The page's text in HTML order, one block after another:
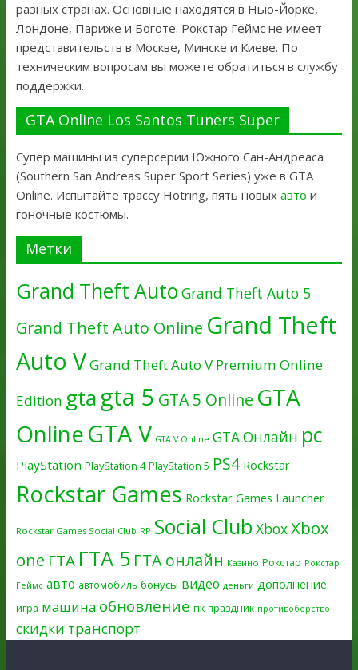
разных странах. Основные находятся в Нью-Йорке,
Лондоне, Париже и Боготе. Рокстар Геймс не имеет
представительств в Москве, Минске и Киеве. По
техническим вопросам вы можете обратиться в службу
поддержки.
GTA Online Los Santos Tuners Super
Супер машины из суперсерии Южного Сан-Андреаса
(Southern San Andreas Super Sport Series) уже в GTA
Online. Испытайте трассу Hotring, пять новых авто и
гоночные костюмы.
Метки
Grand Theft Auto Grand Theft Auto 5
Grand Theft Auto Online Grand Theft
Auto VGrand Theft Auto V Premium Online
Edition gtagta 5 GTA 5 Online GTA
OnlineGTA V GTA V Online GTA Онлайн pc
PlayStation PlayStation 4 PlayStation 5 PS4 Rockstar
Rockstar Games Rockstar Games Launcher
Rockstar Games Social Club RP Social Club XboxXbox
one ГТА ГТА 5 ГТА онлайн Казино Рокстар Рокстар
Геймс авто автомобиль бонусы видео деньги дополнение
игра машина обновление пк праздник противоборство
скидки транспорт